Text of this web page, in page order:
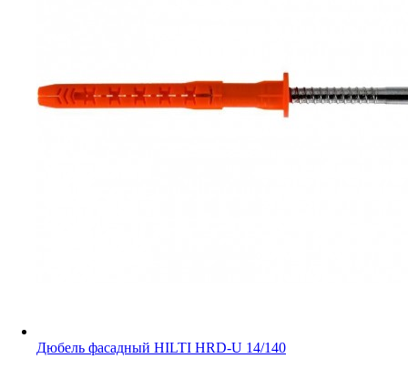
Дюбель фасадный HILTI HRD-U 14/140